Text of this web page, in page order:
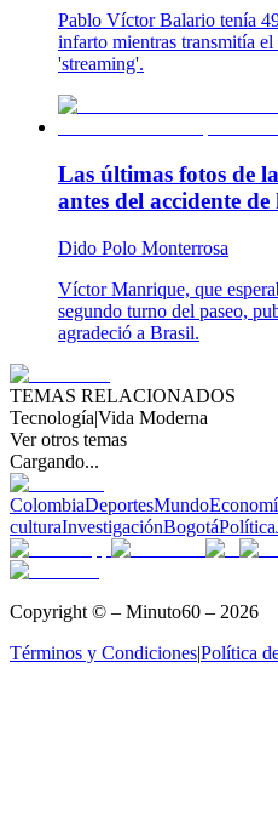
Pablo Víctor Balario tenía
infarto mientras transmitía
'streaming'.
Las últimas fotos de
antes del accidente
Dido Polo Monterrosa
Víctor Manrique, que
segundo turno del paseo,
agradeció a Brasil.
TEMAS RELACIONADOS
Tecnología|Vida Moderna
Ver otros temas
Cargando...
ColombiaDeportesMundo
culturaInvestigaciónBogotáPolítica
Copyright © – Minuto60 – 2026
Términos y Condiciones|Política